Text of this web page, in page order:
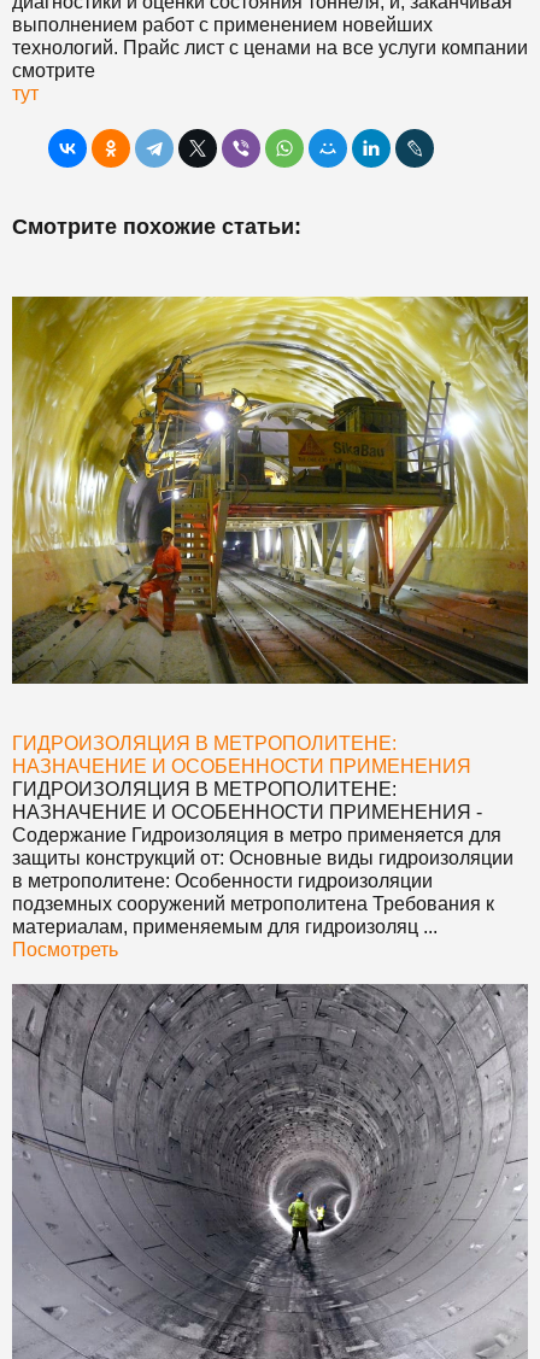
выполнением работ с применением новейших
технологий. Прайс лист с ценами на все услуги компании
смотрите
тут
Смотрите похожие статьи:
ГИДРОИЗОЛЯЦИЯ В МЕТРОПОЛИТЕНЕ:
НАЗНАЧЕНИЕ И ОСОБЕННОСТИ ПРИМЕНЕНИЯ
ГИДРОИЗОЛЯЦИЯ В МЕТРОПОЛИТЕНЕ:
НАЗНАЧЕНИЕ И ОСОБЕННОСТИ ПРИМЕНЕНИЯ -
Содержание Гидроизоляция в метро применяется для
защиты конструкций от: Основные виды гидроизоляции
в метрополитене: Особенности гидроизоляции
подземных сооружений метрополитена Требования к
материалам, применяемым для гидроизоляц ...
Посмотреть